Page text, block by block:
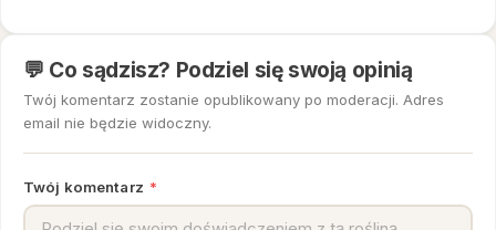
💬 Co sądzisz? Podziel się swoją opinią
Twój komentarz zostanie opublikowany po moderacji. Adres
email nie będzie widoczny.
Twój komentarz *